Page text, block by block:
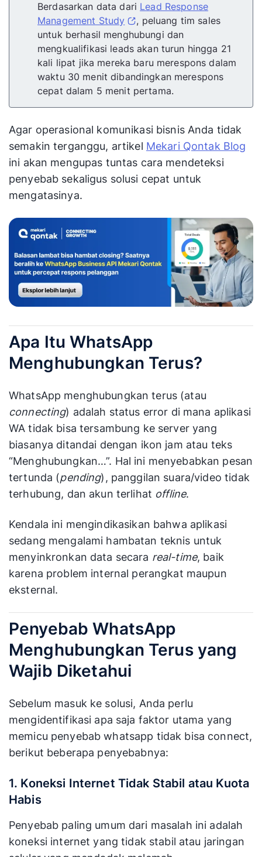
Berdasarkan data dari Lead Response
Management Study
, peluang tim sales
untuk berhasil menghubungi dan
mengkualifikasi leads akan turun hingga 21
kali lipat jika mereka baru merespons dalam
waktu 30 menit dibandingkan merespons
cepat dalam 5 menit pertama.
Agar operasional komunikasi bisnis Anda tidak
semakin terganggu, artikel Mekari Qontak Blog
ini akan mengupas tuntas cara mendeteksi
penyebab sekaligus solusi cepat untuk
mengatasinya.
Apa Itu WhatsApp
Menghubungkan Terus?
WhatsApp menghubungkan terus (atau
connecting) adalah status error di mana aplikasi
WA tidak bisa tersambung ke server yang
biasanya ditandai dengan ikon jam atau teks
“Menghubungkan…”. Hal ini menyebabkan pesan
tertunda (pending), panggilan suara/video tidak
terhubung, dan akun terlihat offline.
Kendala ini mengindikasikan bahwa aplikasi
sedang mengalami hambatan teknis untuk
menyinkronkan data secara real-time, baik
karena problem internal perangkat maupun
eksternal.
Penyebab WhatsApp
Menghubungkan Terus yang
Wajib Diketahui
Sebelum masuk ke solusi, Anda perlu
mengidentifikasi apa saja faktor utama yang
memicu penyebab whatsapp tidak bisa connect,
berikut beberapa penyebabnya:
1. Koneksi Internet Tidak Stabil atau Kuota
Habis
Penyebab paling umum dari masalah ini adalah
koneksi internet yang tidak stabil atau jaringan